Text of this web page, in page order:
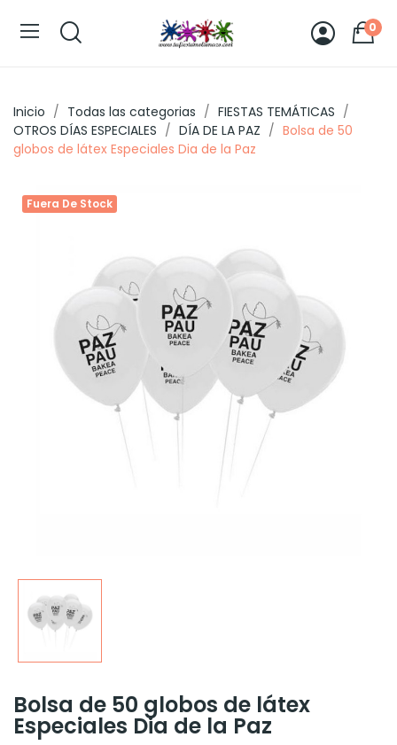
0
Inicio Todas las categorias
FIESTAS TEMÁTICAS
OTROS DÍAS ESPECIALES
DÍA DE LA PAZ
Bolsa de 50
globos de látex Especiales Dia de la Paz
Fuera De Stock
Bolsa de 50 globos de látex
Especiales Dia de la Paz